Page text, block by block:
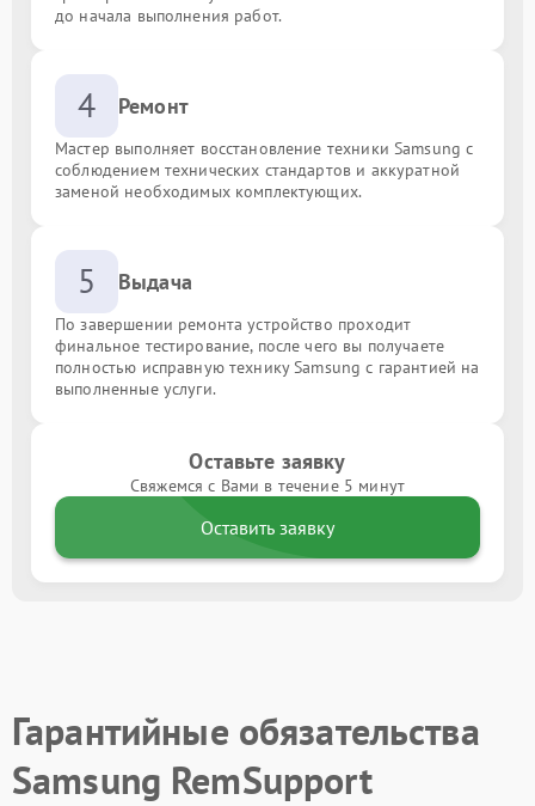
до начала выполнения работ.
4 Ремонт
Мастер выполняет восстановление техники Samsung с
соблюдением технических стандартов и аккуратной
заменой необходимых комплектующих.
5 Выдача
По завершении ремонта устройство проходит
финальное тестирование, после чего вы получаете
полностью исправную технику Samsung с гарантией на
выполненные услуги.
Оставьте заявку
Свяжемся с Вами в течение 5 минут
Оставить заявку
Гарантийные обязательства
Samsung RemSupport